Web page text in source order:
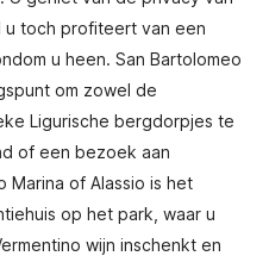
u toch profiteert van een
u heen. San Bartolomeo
om zowel de
Ligurische bergdorpjes te
of een bezoek aan
Marina of Alassio is het
op het park, waar u
wijn inschenkt en